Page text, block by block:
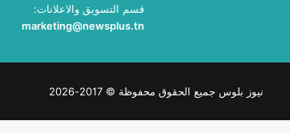
قسم التسويق والاعلانات:
marketing@newsplus.tn
نيوز بلوس جميع الحقوق محفوظة © 2017-2026